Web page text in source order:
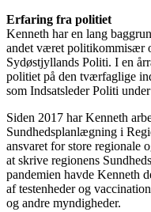
Erfaring fra politiet
Kenneth har en lang
andet været politikommisær
Sydøstjyllands Politi. I en
politiet på den tværfaglige
som Indsatsleder Politi
Siden 2017 har Kenneth
Sundhedsplanlægning i
ansvaret for store regionale
at skrive regionens
pandemien havde Kenneth
af testenheder og
og andre myndigheder.